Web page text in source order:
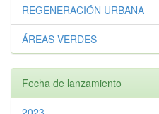
REGENERACIÓN URBANA
ÁREAS VERDES
Fecha de lanzamiento